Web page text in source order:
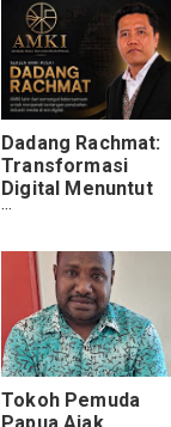
Dadang Rachmat:
Transformasi
Digital Menuntut
Media Bersatu
Tokoh Pemuda